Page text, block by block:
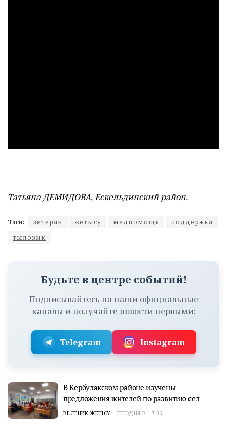
Татьяна ДЕМИДОВА, Ескельдинский район.
Тэги: ветеран жетысу медпомощь
поддержка
тыловик
Будьте в центре событий!
Подписывайтесь на наши официальные
каналы и получайте новости первыми:
Telegram Instagram
В Кербулакском районе изучены
предложения жителей по развитию сел
ВЕСТНИК ЖЕТІСУ СЕГОДНЯ В 17:36